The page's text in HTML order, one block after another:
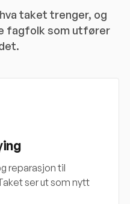
taket trenger, og
fagfolk som utfører
reparasjon til
ser ut som nytt